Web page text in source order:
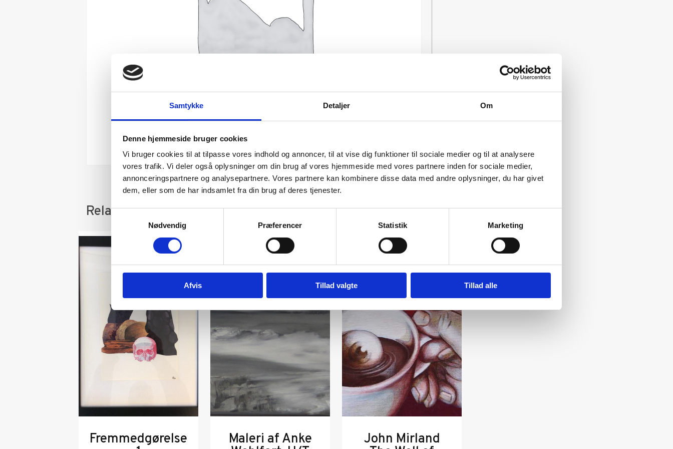
Samtykke Detaljer Om
Denne hjemmeside bruger cookies
Vi bruger cookies til at tilpasse vores indhold og annoncer, til at vise dig funktioner til sociale medier og til at analysere
vores trafik. Vi deler også oplysninger om din brug af vores hjemmeside med vores partnere inden for sociale medier,
annonceringspartnere og analysepartnere. Vores partnere kan kombinere disse data med andre oplysninger, du har givet
dem, eller som de har indsamlet fra din brug af deres tjenester.
Nødvendig
Præferencer Statistik Marketing
Afvis Tillad valgte Tillad alle
Relaterede varer
Fremmedgørelse Maleri af Anke John Mirland